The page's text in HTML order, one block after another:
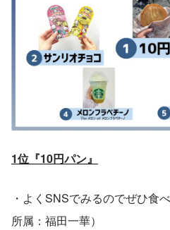
1位『10円パン』
・よくSNSでみるのでぜひ食
所属：福田一華）